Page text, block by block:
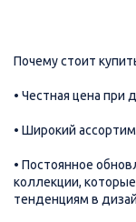
Почему стоит
• Честная цена при
• Широкий
• Постоянное
коллекции,
тенденциям в